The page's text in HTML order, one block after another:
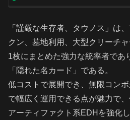
「謹厳な生存者、タウノス」は
クン、墓地利用、大型クリーチ
1枚にまとめた強力な統率者であ
「隠れた名カード」である。
低コストで展開でき、無限コン
で幅広く運用できる点が魅力で
アーティファクト系EDHを強化